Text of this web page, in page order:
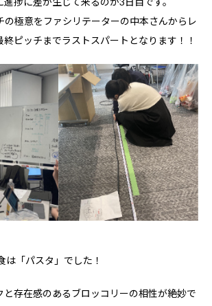
の極意をファシリテーターの中本さんからレ
終ピッチまでラストスパートとなります！！
は「パスタ」でした！
と存在感のあるブロッコリーの相性が絶妙で